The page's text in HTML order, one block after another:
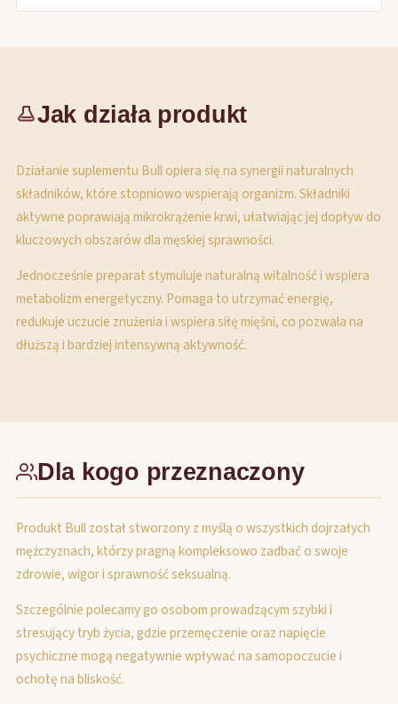
Jak działa produkt
Działanie suplementu Bull opiera się na synergii naturalnych
składników, które stopniowo wspierają organizm. Składniki
aktywne poprawiają mikrokrążenie krwi, ułatwiając jej dopływ do
kluczowych obszarów dla męskiej sprawności.
Jednocześnie preparat stymuluje naturalną witalność i wspiera
metabolizm energetyczny. Pomaga to utrzymać energię,
redukuje uczucie znużenia i wspiera siłę mięśni, co pozwala na
dłuższą i bardziej intensywną aktywność.
Dla kogo przeznaczony
Produkt Bull został stworzony z myślą o wszystkich dojrzałych
mężczyznach, którzy pragną kompleksowo zadbać o swoje
zdrowie, wigor i sprawność seksualną.
Szczególnie polecamy go osobom prowadzącym szybki i
stresujący tryb życia, gdzie przemęczenie oraz napięcie
psychiczne mogą negatywnie wpływać na samopoczucie i
ochotę na bliskość.